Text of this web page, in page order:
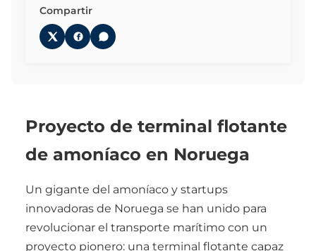
Compartir
Proyecto de terminal flotante
de amoníaco en Noruega
Un gigante del amoníaco y startups
innovadoras de Noruega se han unido para
revolucionar el transporte marítimo con un
proyecto pionero: una terminal flotante capaz